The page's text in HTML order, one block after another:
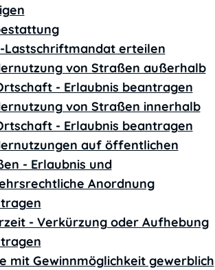
Lastschriftmandat erteilen
von Straßen außerhalb
- Erlaubnis beantragen
von Straßen innerhalb
- Erlaubnis beantragen
auf öffentlichen
- Erlaubnis und
Anordnung
- Verkürzung oder Aufhebung
mit Gewinnmöglichkeit gewerblich